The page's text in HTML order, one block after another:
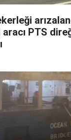
PTS